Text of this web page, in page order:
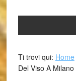
Ti trovi qui: Home
Del Viso A Milano